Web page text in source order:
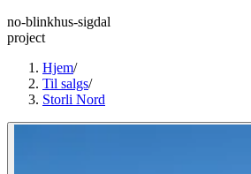
no-blinkhus-sigdal
project
Hjem/
Til salgs/
Storli Nord